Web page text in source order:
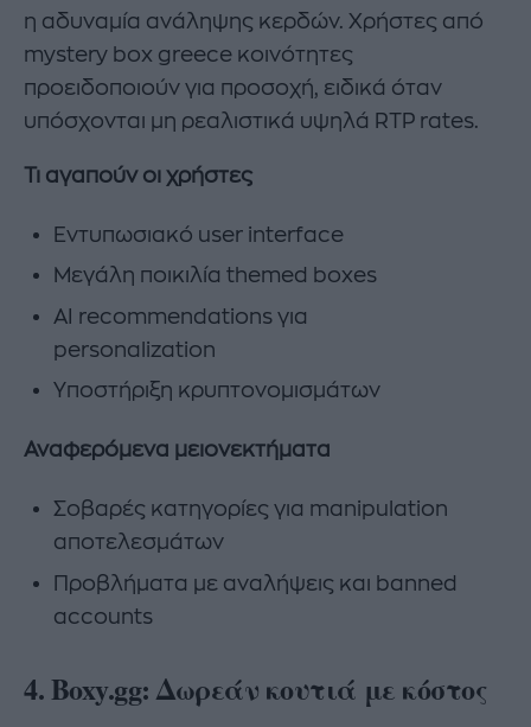
η αδυναμία ανάληψης κερδών. Χρήστες από
mystery box greece κοινότητες
προειδοποιούν για προσοχή, ειδικά όταν
υπόσχονται μη ρεαλιστικά υψηλά RTP rates.
Τι αγαπούν οι χρήστες
Εντυπωσιακό user interface
Μεγάλη ποικιλία themed boxes
AI recommendations για
personalization
Υποστήριξη κρυπτονομισμάτων
Αναφερόμενα μειονεκτήματα
Σοβαρές κατηγορίες για manipulation
αποτελεσμάτων
Προβλήματα με αναλήψεις και banned
accounts
4. Boxy.gg: Δωρεάν κουτιά με κόστος